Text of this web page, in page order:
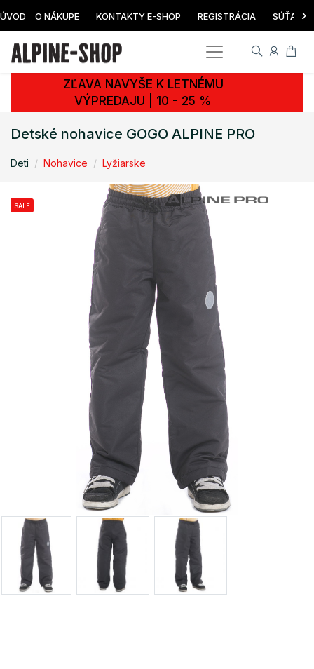
ÚVOD O NÁKUPE KONTAKTY E-SHOP REGISTRÁCIA SÚŤAŽ ›
ZĽAVA NAVYŠE K LETNÉMU
VÝPREDAJU | 10 - 25 %
Detské nohavice GOGO ALPINE PRO
Deti Nohavice Lyžiarske
SALE